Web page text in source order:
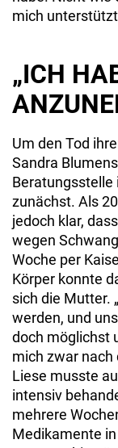
mich
„ICH
Um den Tod
Sandra
Beratungsstelle
zunächst. Als
jedoch klar,
wegen
Woche per
Körper konnte
sich die Mutter.
werden, und
doch möglichst
mich zwar nach
Liese musste
intensiv
mehrere
Medikamente